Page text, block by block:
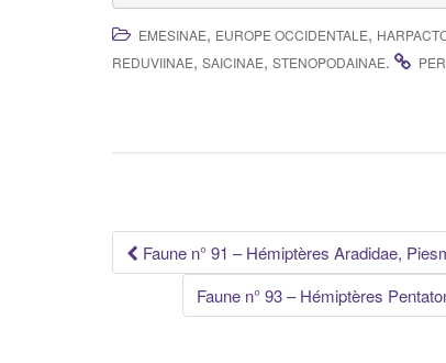
EMESINAE, EUROPE OCCIDENTALE,
REDUVIINAE, SAICINAE, STENOPODAINAE.
Navigation
des
Faune n° 91 – Hémiptères Aradidae,
Faune n° 93 – Hémiptères